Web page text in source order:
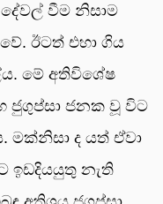
වීම නිසාම
ඊටත් එහා ගිය
මේ අතිවිශේෂ
ජුගුප්සා ජනක වූ විට
මක්නිසා ද යත් ඒවා
ඉඩදියයුතු නැති